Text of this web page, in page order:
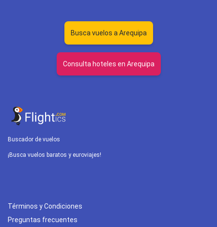
Busca vuelos a Arequipa
Consulta hoteles en Arequipa
Buscador de vuelos
¡Busca vuelos baratos y euroviajes!
Términos y Condiciones
Preguntas frecuentes